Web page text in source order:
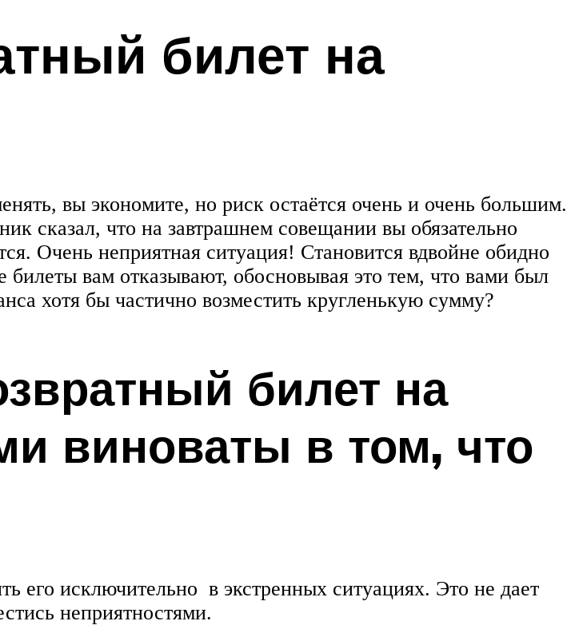
билет на
вы экономите, но риск остаётся очень и очень большим.
сказал, что на завтрашнем совещании вы обязательно
Очень неприятная ситуация! Становится вдвойне обидно
билеты вам отказывают, обосновывая это тем, что вами был
хотя бы частично возместить кругленькую сумму?
билет на
виноваты в том, что
его исключительно в экстренных ситуациях. Это не дает
неприятностями.